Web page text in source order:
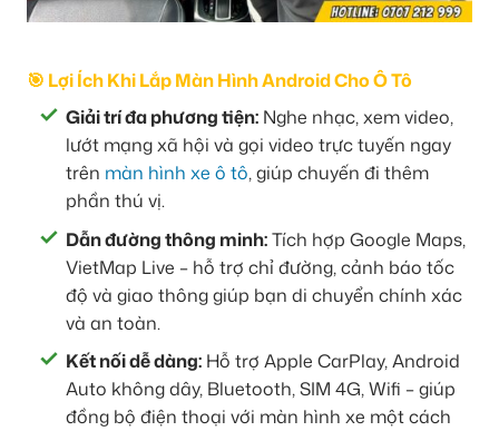
🎯 Lợi Ích Khi Lắp Màn Hình Android Cho Ô Tô
Giải trí đa phương tiện: Nghe nhạc, xem video,
lướt mạng xã hội và gọi video trực tuyến ngay
trên màn hình xe ô tô, giúp chuyến đi thêm
phần thú vị.
Dẫn đường thông minh:Tích hợp Google Maps,
VietMap Live – hỗ trợ chỉ đường, cảnh báo tốc
độ và giao thông giúp bạn di chuyển chính xác
và an toàn.
Kết nối dễ dàng: Hỗ trợ Apple CarPlay, Android
Auto không dây, Bluetooth, SIM 4G, Wifi – giúp
đồng bộ điện thoại với màn hình xe một cách